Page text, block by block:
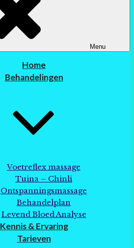
Menu
Home
Behandelingen
Voetreflex massage
Tuina – Chinli
Ontspanningsmassage
Behandelplan
Levend Bloed Analyse
Kennis & Ervaring
Tarieven